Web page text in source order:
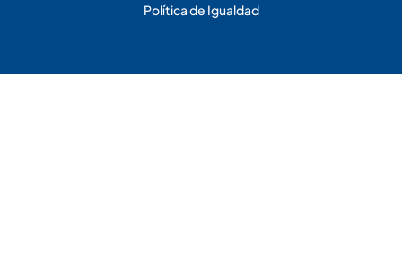
Política de Igualdad